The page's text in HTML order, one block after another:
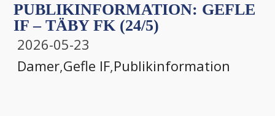
PUBLIKINFORMATION: GEFLE
IF – TÄBY FK (24/5)
2026-05-23
Damer,Gefle IF,Publikinformation